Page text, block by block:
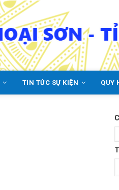
TIN TỨC SỰ KIỆN QUY